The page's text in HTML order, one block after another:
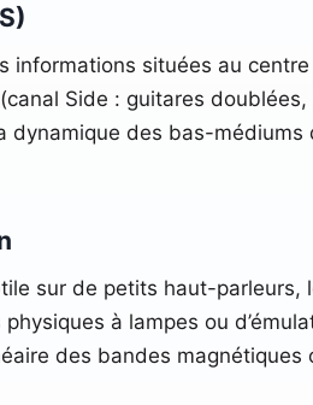
situées au
Side : guitares
des bas-
sur de petits haut-parleurs,
à lampes ou
des bandes